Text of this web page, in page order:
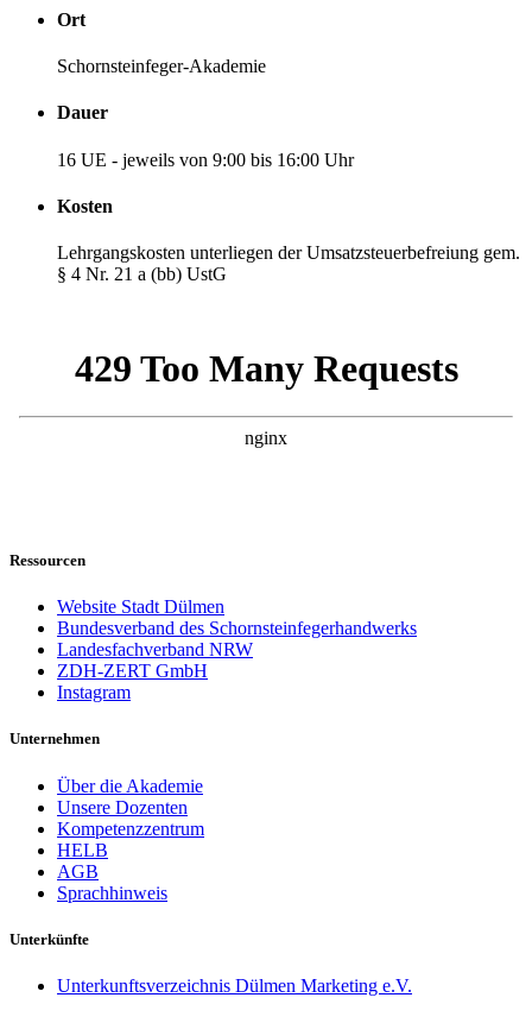
Ort
Schornsteinfeger-Akademie
Dauer
16 UE - jeweils von 9:00 bis 16:00 Uhr
Kosten
Lehrgangskosten unterliegen der Umsatzsteuerbefreiung gem.
§ 4 Nr. 21 a (bb) UstG
Ressourcen
Website Stadt Dülmen
Bundesverband des Schornsteinfegerhandwerks
Landesfachverband NRW
ZDH-ZERT GmbH
Instagram
Unternehmen
Über die Akademie
Unsere Dozenten
Kompetenzzentrum
HELB
AGB
Sprachhinweis
Unterkünfte
Unterkunftsverzeichnis Dülmen Marketing e.V.